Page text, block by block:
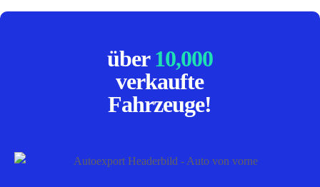
über10,000
verkaufte
Fahrzeuge!